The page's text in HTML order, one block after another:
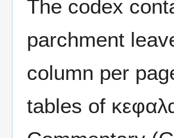
The codex
parchment
column per
tables of